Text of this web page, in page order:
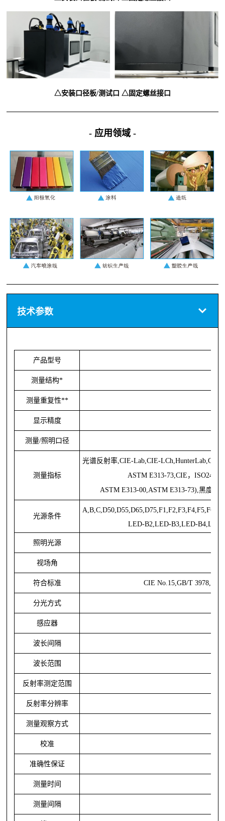
△安装口径板/测试口 △固定螺丝接口
- 应用领域 -
技术参数
产品型号
测量结构*
测量重复性**
显示精度
测量/照明口径
测量指标
光谱反射率,CIE-Lab,CIE-LCh,HunterLab,CIE-
ASTM E313-73,CIE，ISO2470/
ASTM E313-00,ASTM E313-73),黑度
光源条件
LED-B2,LED-B3,LED-
照明光源
视场角
符合标准 CIE No.15,GB/T 3978,GB
分光方式
感应器
波长间隔
波长范围
反射率测定范围
反射率分辨率
测量观察方式
校准
准确性保证
测量时间
测量间隔